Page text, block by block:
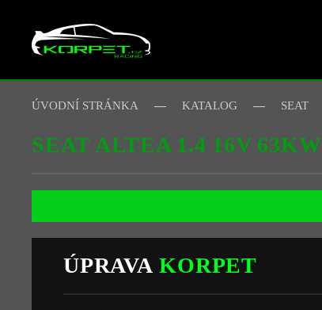
Skip to main content
ÚVODNÍ STRÁNKA KATALOG SEAT
SEAT ALTEA 1.4 16V 63KW
ÚPRAVAKORPET